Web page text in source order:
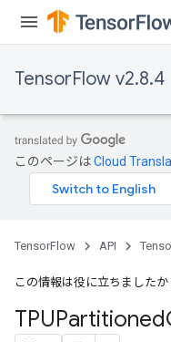
TensorFlow v2.8.4
このページはCloud
TensorFlow API
この情報は役に立ちましたか
TPUPartitioned